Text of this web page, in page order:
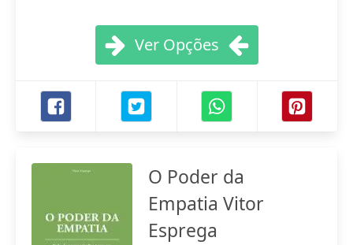
Ver Opções
O Poder da
Empatia Vitor
Esprega